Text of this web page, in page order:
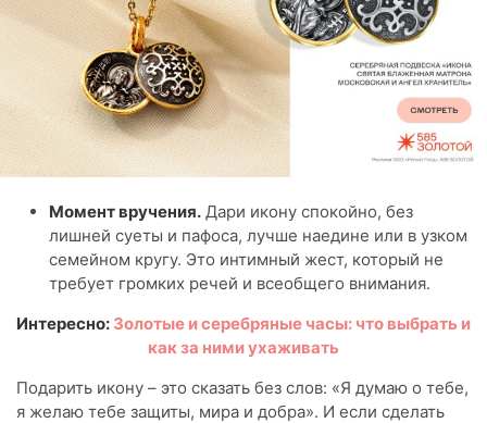
Момент вручения. Дари икону спокойно, без
лишней суеты и пафоса, лучше наедине или в узком
семейном кругу. Это интимный жест, который не
требует громких речей и всеобщего внимания.
Интересно: Золотые и серебряные часы: что выбрать и
как за ними ухаживать
Подарить икону – это сказать без слов: «Я думаю о тебе,
я желаю тебе защиты, мира и добра». И если сделать